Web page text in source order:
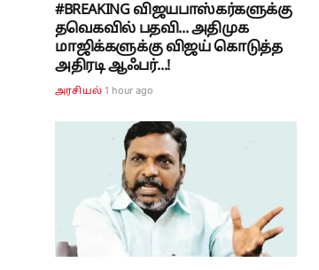
#BREAKING விஜயபாஸ்கர்களுக்கு
தவெகவில் பதவி... அதிமுக
மாஜிக்களுக்கு விஜய் கொடுத்த
அதிரடி ஆஃபர்...!
அரசியல் 1 hour ago